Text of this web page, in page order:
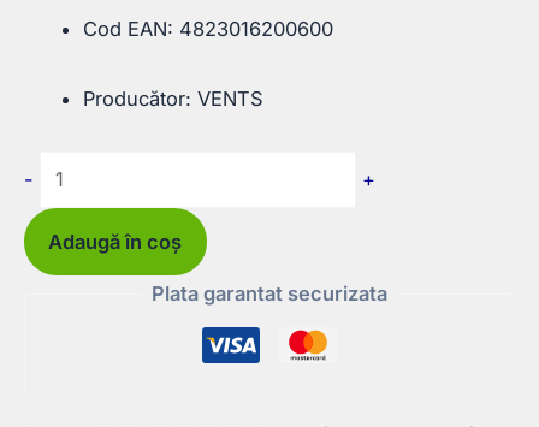
Cod EAN: 4823016200600
Producător: VENTS
-
Cantitate
Grilă
rotundă
cu
+
Adaugă în coș
Plata garantat securizata